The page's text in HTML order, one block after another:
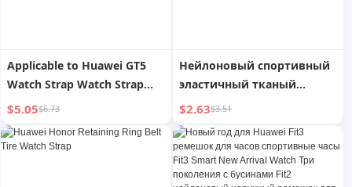
Applicable to Huawei GT5
Watch Strap Watch Strap
Watchgt5 Women s GT4 New
Arrival Pro Series Watch
Watch Smart GT Fancy
$5.05$6.73
Нейлоновый спортивный
эластичный тканый
ремешок для смарт-часов
$2.63$3.51